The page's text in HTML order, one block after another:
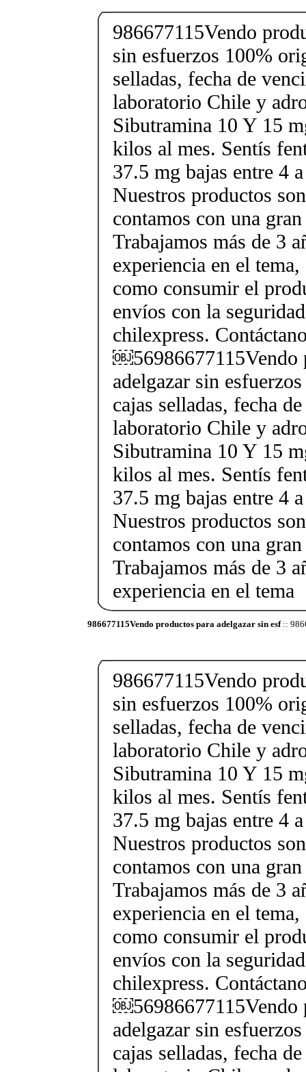
986677115Vendo
sin esfuerzos 100%
selladas, fecha de
laboratorio Chile y
Sibutramina 10 Y 15
kilos al mes. Sentís
37.5 mg bajas entre 4
Nuestros productos
contamos con una
Trabajamos más de 3
experiencia en el
como consumir el
envíos con la
chilexpress.
￼56986677115Vendo
adelgazar sin
cajas selladas, fecha
laboratorio Chile y
Sibutramina 10 Y 15
kilos al mes. Sentís
37.5 mg bajas entre 4
Nuestros productos
contamos con una
Trabajamos más de 3
experiencia en el tema
986677115Vendo productos para adelgazar sin esf::
986677115Vendo
sin esfuerzos 100%
selladas, fecha de
laboratorio Chile y
Sibutramina 10 Y 15
kilos al mes. Sentís
37.5 mg bajas entre 4
Nuestros productos
contamos con una
Trabajamos más de 3
experiencia en el
como consumir el
envíos con la
chilexpress.
￼56986677115Vendo
adelgazar sin
cajas selladas, fecha